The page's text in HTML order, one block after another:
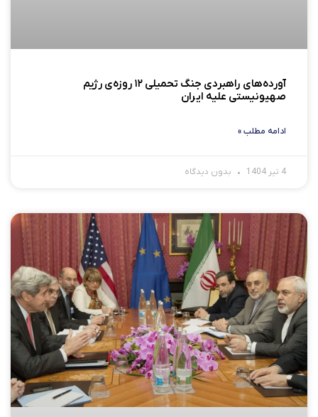
آورده‌های راهبردی جنگ تحمیلی ۱۲ روزه‌ی رژیم
صهیونیستی علیه ایران
ادامه مطلب »
4 تیر 1404 بدون دیدگاه